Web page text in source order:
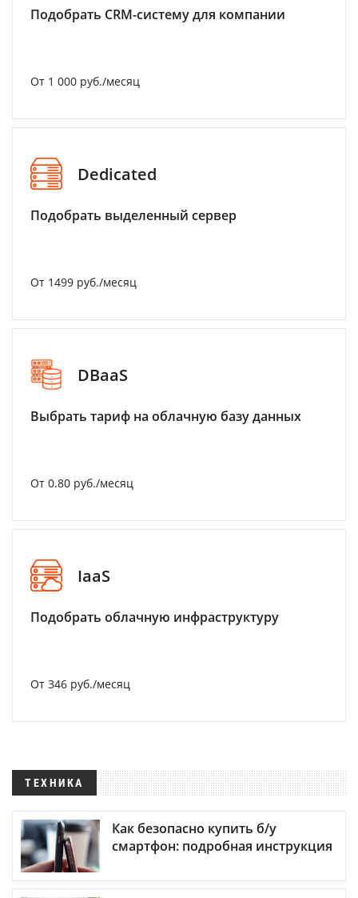
Подобрать CRM-систему для компании
От 1 000 руб./месяц
Dedicated
Подобрать выделенный сервер
От 1499 руб./месяц
DBaaS
Выбрать тариф на облачную базу данных
От 0.80 руб./месяц
IaaS
Подобрать облачную инфраструктуру
От 346 руб./месяц
ТЕХНИКА
Как безопасно купить б/у
смартфон: подробная инструкция